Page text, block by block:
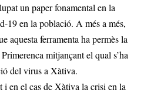
un paper fonamental en la
19 en la població. A més a més,
aquesta ferramenta ha permès la
mitjançant el qual s’ha
del virus a Xàtiva.
i en el cas de Xàtiva la crisi en la